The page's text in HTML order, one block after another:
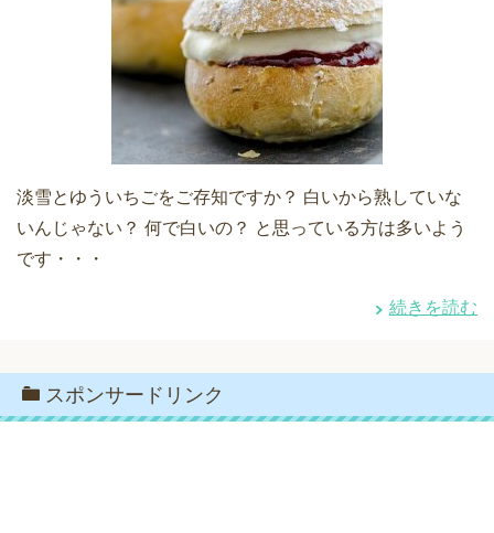
淡雪とゆういちごをご存知ですか？ 白いから熟していな
いんじゃない？ 何で白いの？ と思っている方は多いよう
です・・・
続きを読む
スポンサードリンク